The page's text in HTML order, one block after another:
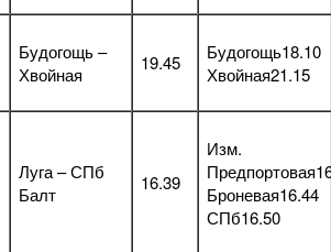
Будогощь –
Хвойная
19.45
Будогощь18.10
Хвойная21.15
Луга – СПб
Балт
16.39
Изм.
Броневая16.44
СПб16.50